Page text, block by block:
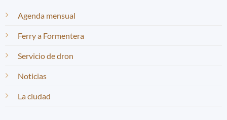
Agenda mensual
Ferry a Formentera
Servicio de dron
Noticias
La ciudad